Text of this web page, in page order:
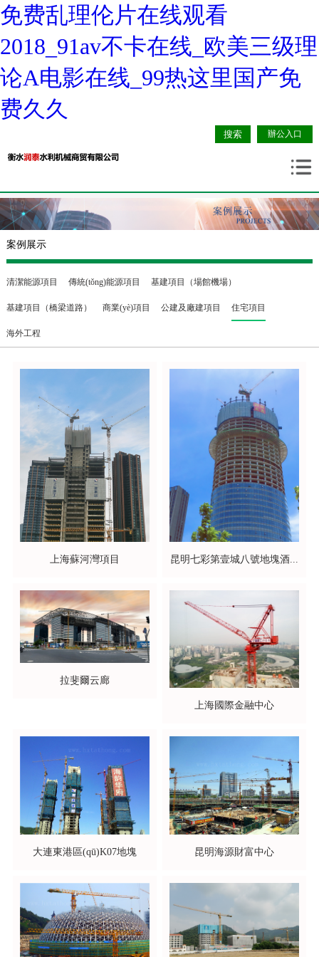
免费乱理伦片在线观看
2018_91av不卡在线_欧美三级理
论A电影在线_99热这里国产免
费久久
辦公入口
案例展示
清潔能源項目 傳統(tǒng)能源項目 基建項目（場館機場）
基建項目（橋梁道路） 商業(yè)項目 公建及廠建項目 住宅項目
海外工程
上海蘇河灣項目 昆明七彩第壹城八號地塊酒...
拉斐爾云廊
上海國際金融中心
大連東港區(qū)K07地塊 昆明海源財富中心